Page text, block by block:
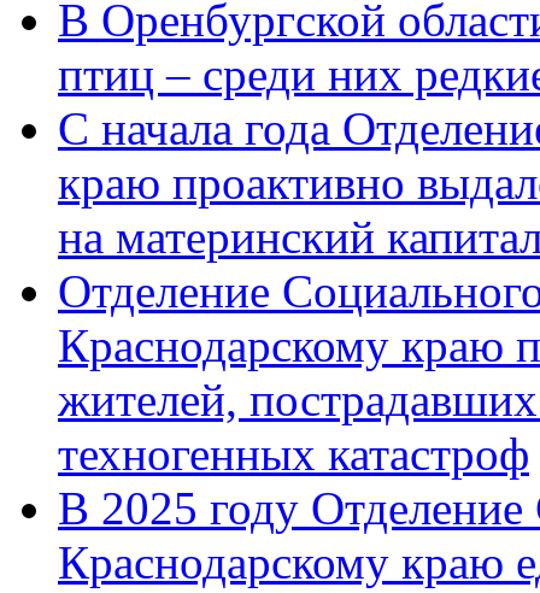
В Оренбургской
птиц – среди них
С начала года
краю проактивно
на материнский
Отделение
Краснодарскому краю
жителей,
техногенных катастроф
В 2025 году
Краснодарскому краю